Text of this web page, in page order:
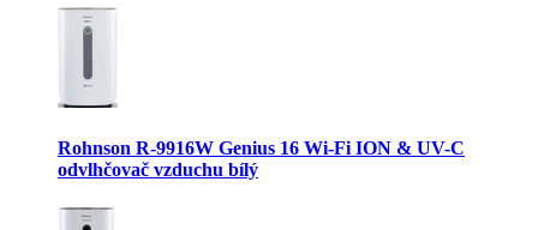
Rohnson R-9916W Genius 16 Wi-Fi ION & UV-C
odvlhčovač vzduchu bílý